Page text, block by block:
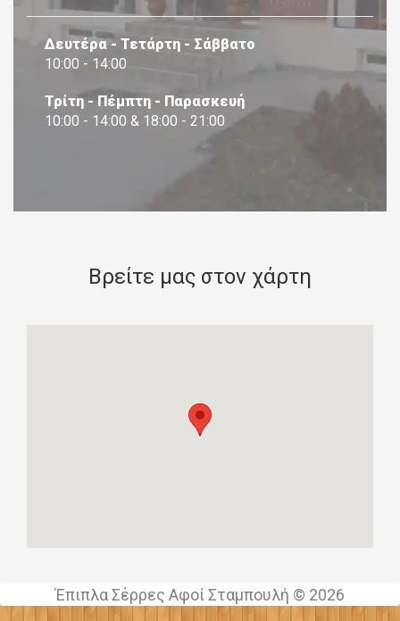
Δευτέρα - Τετάρτη - Σάββατο
10:00 - 14:00
Τρίτη - Πέμπτη - Παρασκευή
10:00 - 14:00 & 18:00 - 21:00
Βρείτε μας στον χάρτη
Έπιπλα Σέρρες Αφοί Σταμπουλή © 2026